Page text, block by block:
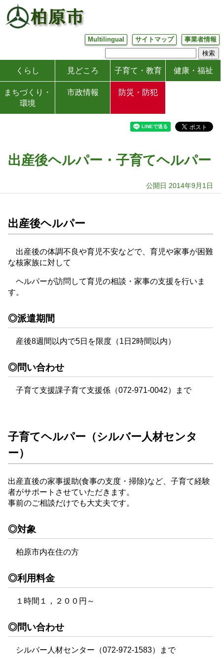
Multilingual サイトマップ 事業者情報
くらし 見どころ 子育て・教育 健康・福祉
まちづくり・
環境
市政情報 防災・防犯
出産後ヘルパー・子育てヘルパー
公開日 2014年9月1日
出産後ヘルパー
出産後の体調不良や育児不安などで、育児や家事が困難
な核家族に対して
ヘルパーが訪問して育児の相談・家事の支援を行いま
す。
◎派遣期間
産後8週間以内で5日を限度（1日2時間以内）
◎問い合わせ
子育て支援課子育て支援係（072-971-0042）まで
子育てヘルパー（シルバー人材センタ
ー）
出産直後の家事援助(食事の支度・掃除)など、子育て経験
者がサポートさせていただきます。
事前のご相談だけでも大丈夫です。
◎対象
柏原市内在住の方
◎利用料金
１時間１，２００円～
◎問い合わせ
シルバー人材センター（072-972-1583）まで